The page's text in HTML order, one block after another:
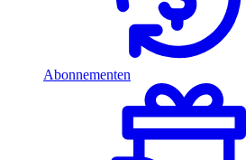
Abonnementen